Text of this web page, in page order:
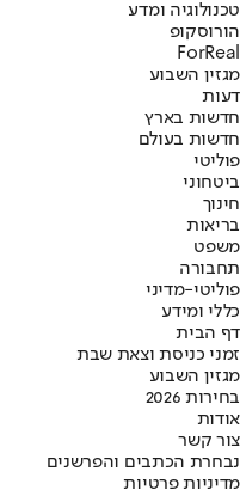
טכנולוגיה ומדע
הורוסקופ
ForReal
מגזין השבוע
דעות
חדשות בארץ
חדשות בעולם
פוליטי
ביטחוני
חינוך
בריאות
משפט
תחבורה
פוליטי-מדיני
כללי ומידע
דף הבית
זמני כניסת וצאת שבת
מגזין השבוע
בחירות 2026
אודות
צור קשר
נבחרת הכתבים והפרשנים
מדיניות פרטיות